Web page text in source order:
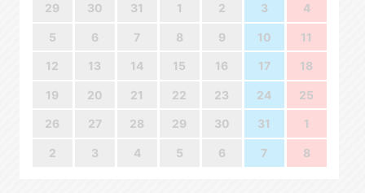
29 30 31 1 2 3 4
5 6 7 8 9 10 11
12 13 14 15 16 17 18
19 20 21 22 23 24 25
26 27 28 29 30 31 1
2 3 4 5 6 7 8